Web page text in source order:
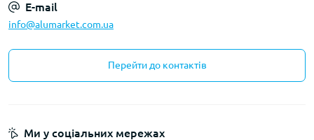
E-mail
info@alumarket.com.ua
Перейти до контактів
Ми у соціальних мережах